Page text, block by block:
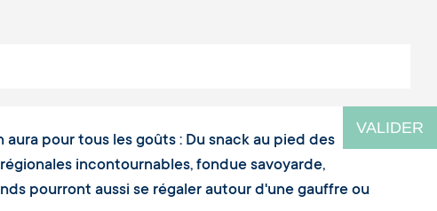
VALIDER
aura pour tous les goûts : Du snack au pied des
incontournables, fondue savoyarde,
pourront aussi se régaler autour d'une gauffre ou